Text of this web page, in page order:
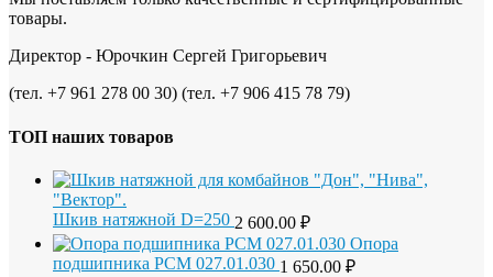
товары.
Директор - Юрочкин Сергей Григорьевич
(тел. +7 961 278 00 30) (тел. +7 906 415 78 79)
ТОП наших товаров
Шкив натяжной D=250 2 600.00 ₽
Опора
подшипника РСМ 027.01.030 1 650.00 ₽